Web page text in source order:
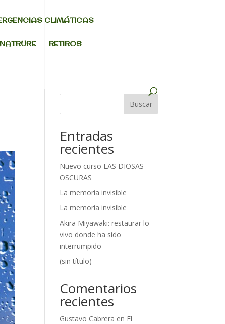
CLIMÁTICAS
RETIROS
Buscar
Entradas
recientes
Nuevo curso LAS DIOSAS
OSCURAS
La memoria invisible
La memoria invisible
Akira Miyawaki: restaurar lo
vivo donde ha sido
interrumpido
(sin título)
Comentarios
recientes
Gustavo Cabrera en El